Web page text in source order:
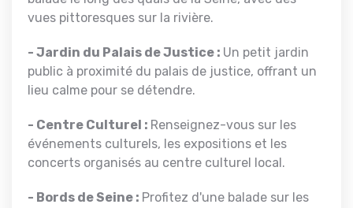
vues pittoresques sur la rivière.
- Jardin du Palais de Justice : Un petit jardin
public à proximité du palais de justice, offrant un
lieu calme pour se détendre.
- Centre Culturel : Renseignez-vous sur les
événements culturels, les expositions et les
concerts organisés au centre culturel local.
- Bords de Seine : Profitez d'une balade sur les